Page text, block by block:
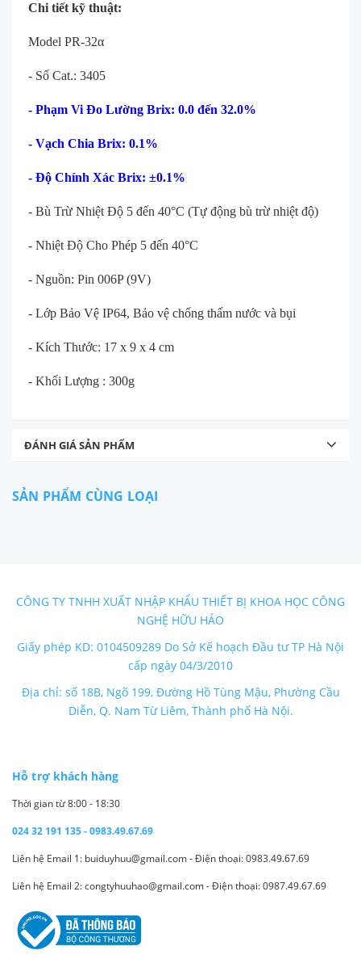
Chi tiết kỹ thuật:
Model PR-32α
- Số Cat.: 3405
- Phạm Vi Đo Lường Brix: 0.0 đến 32.0%
- Vạch Chia Brix: 0.1%
- Độ Chính Xác Brix: ±0.1%
- Bù Trừ Nhiệt Độ 5 đến 40°C (Tự động bù trừ nhiệt độ)
- Nhiệt Độ Cho Phép 5 đến 40°C
- Nguồn: Pin 006P (9V)
- Lớp Bảo Vệ IP64, Bảo vệ chống thấm nước và bụi
- Kích Thước: 17 x 9 x 4 cm
- Khối Lượng : 300g
ĐÁNH GIÁ SẢN PHẨM
SẢN PHẨM CÙNG LOẠI
CÔNG TY TNHH XUẤT NHẬP KHẨU THIẾT BỊ KHOA HỌC CÔNG
NGHỆ HỮU HẢO
Giấy phép KD: 0104509289 Do Sở Kế hoạch Đầu tư TP Hà Nội
cấp ngày 04/3/2010
Địa chỉ: số 18B, Ngõ 199, Đường Hồ Tùng Mậu, Phường Cầu
Diễn, Q. Nam Từ Liêm, Thành phố Hà Nội.
Hỗ trợ khách hàng
Thời gian từ 8:00 - 18:30
024 32 191 135 - 0983.49.67.69
Liên hệ Email 1: buiduyhuu@gmail.com - Điện thoại: 0983.49.67.69
Liên hệ Email 2: congtyhuuhao@gmail.com - Điện thoại: 0987.49.67.69